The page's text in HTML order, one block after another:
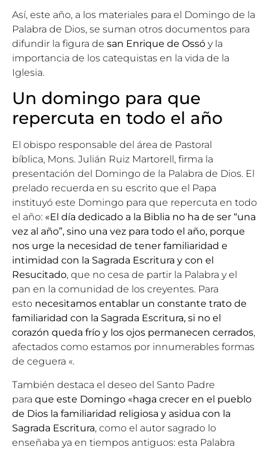
Así, este año, a los materiales para el Domingo de la
Palabra de Dios, se suman otros documentos para
difundir la figura de san Enrique de Ossó y la
importancia de los catequistas en la vida de la
Iglesia.
Un domingo para que
repercuta en todo el año
El obispo responsable del área de Pastoral
bíblica, Mons. Julián Ruiz Martorell , firma la
presentación del Domingo de la Palabra de Dios. El
prelado recuerda en su escrito que el Papa
instituyó este Domingo para que repercuta en todo
el año: «El día dedicado a la Biblia no ha de ser “una
vez al año”, sino una vez para todo el año, porque
nos urge la necesidad de tener familiaridad e
intimidad con la Sagrada Escritura y con el
Resucitado, que no cesa de partir la Palabra y el
pan en la comunidad de los creyentes. Para
esto necesitamos entablar un constante trato de
familiaridad con la Sagrada Escritura, si no el
corazón queda frío y los ojos permanecen cerrados,
afectados como estamos por innumerables formas
de ceguera «.
También destaca el deseo del Santo Padre
para que este Domingo «haga crecer en el pueblo
de Dios la familiaridad religiosa y asidua con la
Sagrada Escritura, como el autor sagrado lo
enseñaba ya en tiempos antiguos: esta Palabra